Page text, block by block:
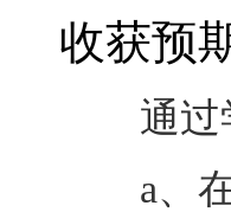
收获预
通
a、